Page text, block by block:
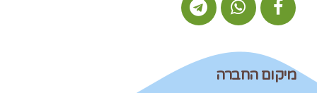
מיקום החברה